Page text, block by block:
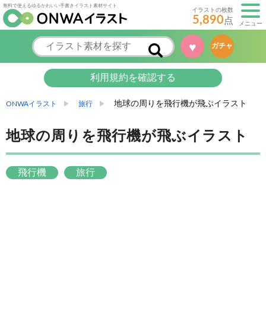
無料で使えるゆるかわいい手書きイラスト素材サイト
イラストの枚数
5,890点 メニュー
♥ ガチャ
利用規約を確認する
ONWAイラスト 旅行 地球の周りを飛行機が飛ぶイラスト
地球の周りを飛行機が飛ぶイラスト
飛行機 旅行